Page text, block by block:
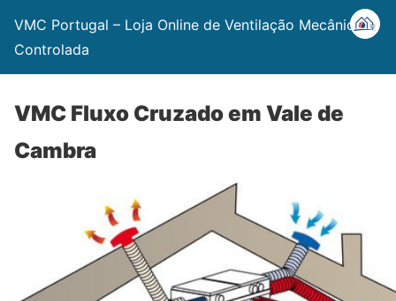
VMC Portugal – Loja Online de Ventilação Mecânica
Controlada
VMC Fluxo Cruzado em Vale de
Cambra